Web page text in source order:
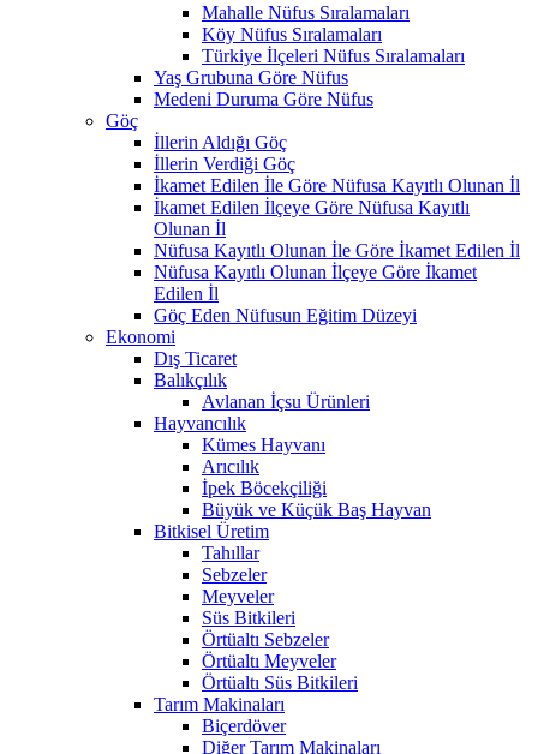
Mahalle Nüfus Sıralamaları
Köy Nüfus Sıralamaları
Türkiye İlçeleri Nüfus Sıralamaları
Yaş Grubuna Göre Nüfus
Medeni Duruma Göre Nüfus
Göç
İllerin Aldığı Göç
İllerin Verdiği Göç
İkamet Edilen İle Göre Nüfusa Kayıtlı Olunan İl
İkamet Edilen İlçeye Göre Nüfusa Kayıtlı
Olunan İl
Nüfusa Kayıtlı Olunan İle Göre İkamet Edilen İl
Nüfusa Kayıtlı Olunan İlçeye Göre İkamet
Edilen İl
Göç Eden Nüfusun Eğitim Düzeyi
Ekonomi
Dış Ticaret
Balıkçılık
Avlanan İçsu Ürünleri
Hayvancılık
Kümes Hayvanı
Arıcılık
İpek Böcekçiliği
Büyük ve Küçük Baş Hayvan
Bitkisel Üretim
Tahıllar
Sebzeler
Meyveler
Süs Bitkileri
Örtüaltı Sebzeler
Örtüaltı Meyveler
Örtüaltı Süs Bitkileri
Tarım Makinaları
Biçerdöver
Diğer Tarım Makinaları